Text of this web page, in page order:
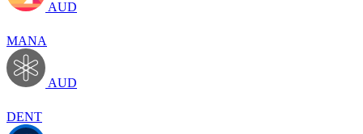
AUD
MANA
AUD
DENT